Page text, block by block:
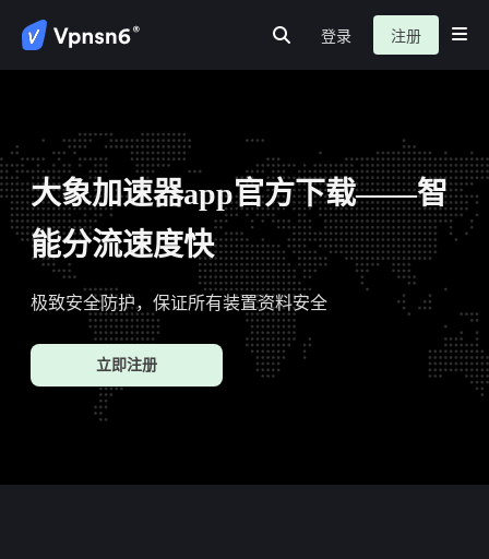
首页
安全连接
网路隐私
服务介绍
登录 注册
大象加速器app官方下载——智
能分流速度快
极致安全防护，保证所有装置资料安全
立即注册